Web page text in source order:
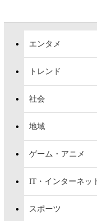
エンタメ
トレンド
社会
地域
ゲーム・アニメ
IT・インターネッ
スポーツ